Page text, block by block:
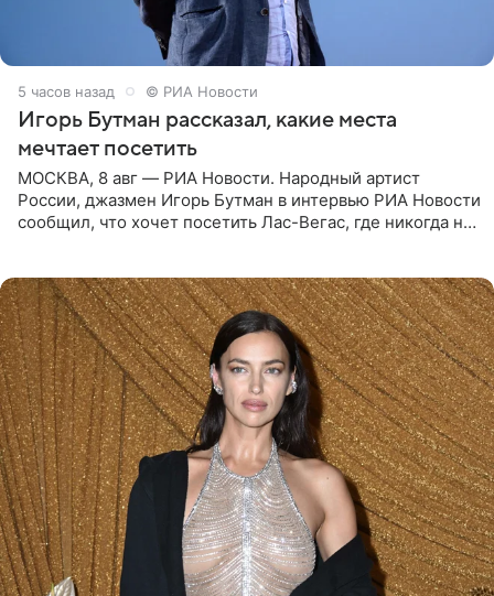
5 часов назад © РИА Новости
Игорь Бутман рассказал, какие места
мечтает посетить
МОСКВА, 8 авг — РИА Новости. Народный артист
России, джазмен Игорь Бутман в интервью РИА Новости
сообщил, что хочет посетить Лас-Вегас, где никогда не